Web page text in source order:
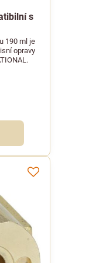
s
190 ml je
opravy